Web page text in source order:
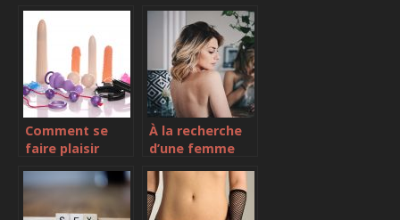
s’épanouir ?
Comment se
faire plaisir
une fille ?
À la recherche
d’une femme
une aventure
passagère ?